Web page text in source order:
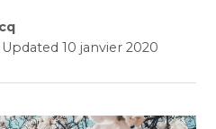
Updated10 janvier 2020